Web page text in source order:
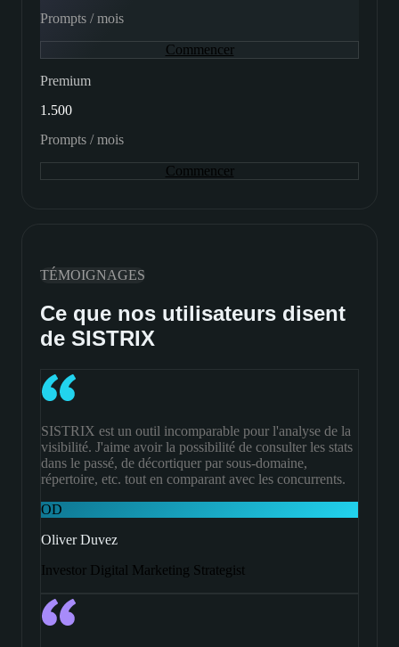
Prompts / mois
Commencer
Premium
1.500
Prompts / mois
Commencer
TÉMOIGNAGES
Ce que nos utilisateurs disent
de SISTRIX
SISTRIX est un outil incomparable pour l'analyse de la
visibilité. J'aime avoir la possibilité de consulter les stats
dans le passé, de décortiquer par sous-domaine,
répertoire, etc. tout en comparant avec les concurrents.
OD
Oliver Duvez
Investor Digital Marketing Strategist